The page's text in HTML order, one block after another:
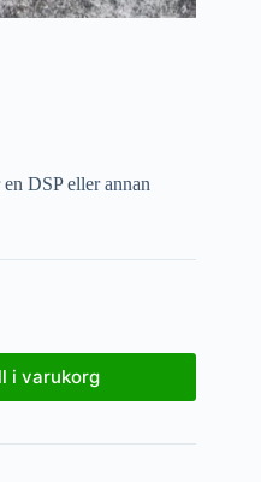
DSP eller annan
i varukorg